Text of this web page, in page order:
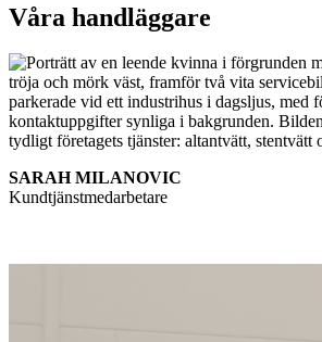
Våra handläggare
SARAH MILANOVIC
Kundtjänstmedarbetare